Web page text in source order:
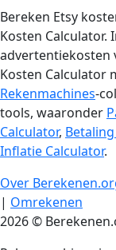
Bereken Etsy
Kosten
advertentiekosten
Kosten Calculator
Rekenmachines-
tools, waaronder
Calculator,
Inflatie Calculator.
Over
| Omrekenen
2026 ©